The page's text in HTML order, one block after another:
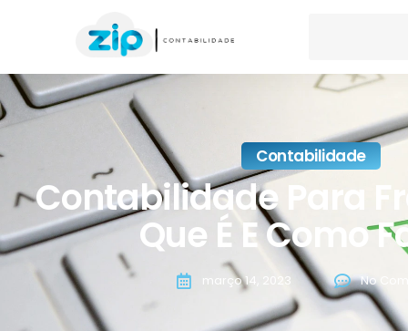
Contabilidade
Contabilidade Para
Que É E Como
março 14, 2023 No